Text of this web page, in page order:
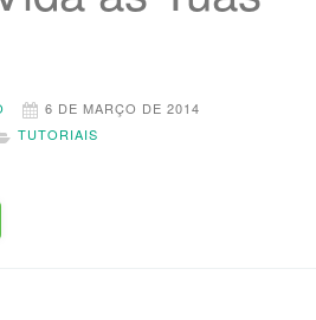
6 DE MARÇO DE 2014
TUTORIAIS